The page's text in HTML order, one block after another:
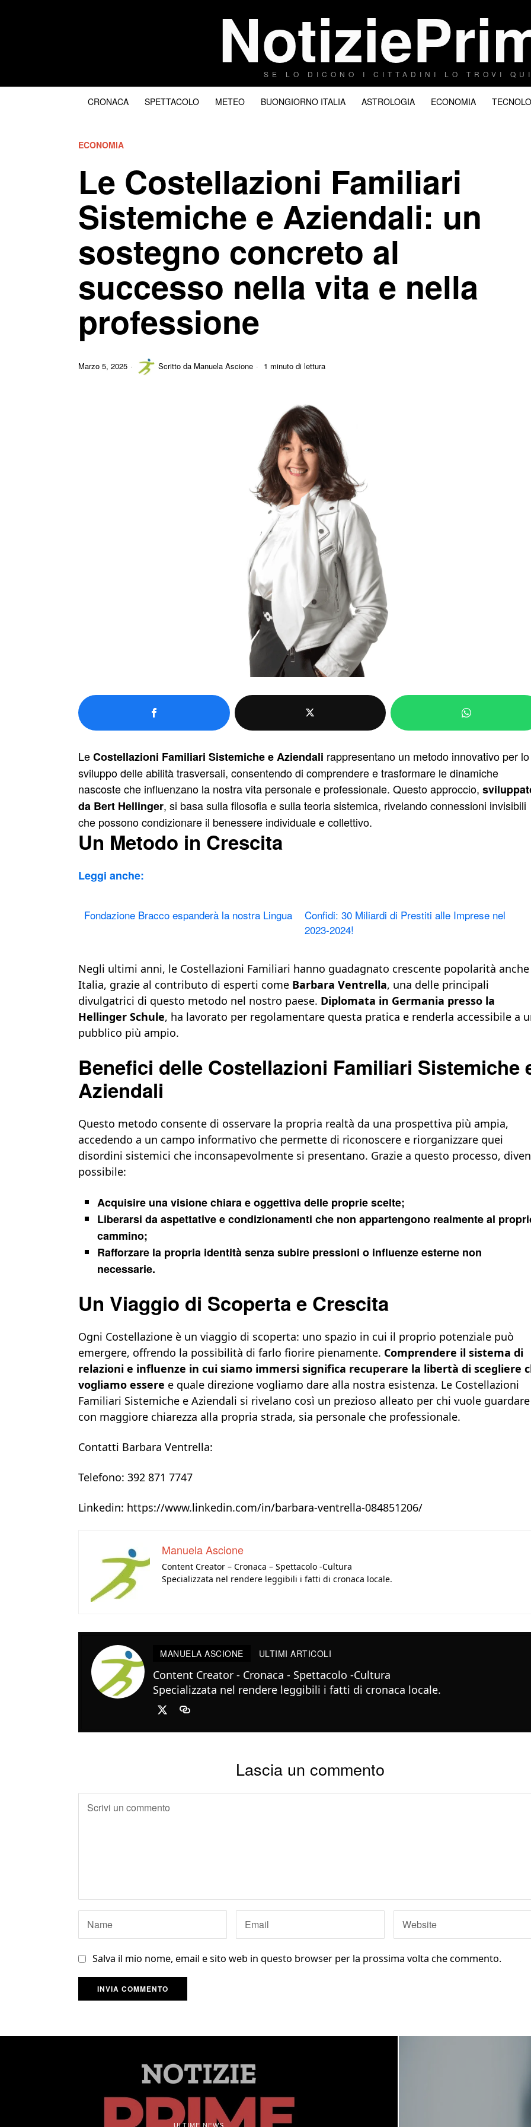
SE LO DICONO I CITTADINI LO TROVI
CRONACA SPETTACOLO METEO BUONGIORNO ITALIA ASTROLOGIA ECONOMIA
ECONOMIA
Le Costellazioni Familiari
Sistemiche e Aziendali: un
sostegno concreto al
successo nella vita e nella
professione
Marzo 5, 2025 Scritto da Manuela Ascione 1 minuto di lettura
LeCostellazioni Familiari Sistemiche e Aziendali rappresentano un metodo innovativo per lo
sviluppo delle abilità trasversali, consentendo di comprendere e trasformare le dinamiche
nascoste che influenzano la nostra vita personale e professionale. Questo approccio,
da Bert Hellinger, si basa sulla filosofia e sulla teoria sistemica, rivelando connessioni invisibili
che possono condizionare il benessere individuale e collettivo.
Un Metodo in Crescita
Leggi anche:
Fondazione Bracco espanderà la nostra Lingua
Confidi: 30 Miliardi di Prestiti alle Imprese nel
2023-2024!
Negli ultimi anni, le Costellazioni Familiari hanno guadagnato crescente popolarità
Italia, grazie al contributo di esperti come Barbara Ventrella, una delle principali
divulgatrici di questo metodo nel nostro paese. Diplomata in Germania presso la
Hellinger Schule, ha lavorato per regolamentare questa pratica e renderla accessibile a
pubblico più ampio.
Benefici delle Costellazioni Familiari Sistemiche
Aziendali
Questo metodo consente di osservare la propria realtà da una prospettiva più ampia,
accedendo a un campo informativo che permette di riconoscere e riorganizzare quei
disordini sistemici che inconsapevolmente si presentano. Grazie a questo processo,
possibile:
Acquisire una visione chiara e oggettiva delle proprie scelte;
Liberarsi da aspettative e condizionamenti che non appartengono realmente al
cammino;
Rafforzare la propria identità senza subire pressioni o influenze esterne non
necessarie.
Un Viaggio di Scoperta e Crescita
Ogni Costellazione è un viaggio di scoperta: uno spazio in cui il proprio potenziale può
emergere, offrendo la possibilità di farlo fiorire pienamente. Comprendere il sistema di
relazioni e influenze in cui siamo immersi significa recuperare la libertà di scegliere
vogliamo essere e quale direzione vogliamo dare alla nostra esistenza. Le Costellazioni
Familiari Sistemiche e Aziendali si rivelano così un prezioso alleato per chi vuole guardare
con maggiore chiarezza alla propria strada, sia personale che professionale.
Contatti Barbara Ventrella:
Telefono: 392 871 7747
Linkedin: https://www.linkedin.com/in/barbara-ventrella-084851206/
Manuela Ascione
Content Creator – Cronaca – Spettacolo -Cultura
Specializzata nel rendere leggibili i fatti di cronaca locale.
MANUELA ASCIONE ULTIMI ARTICOLI
Content Creator - Cronaca - Spettacolo -Cultura
Specializzata nel rendere leggibili i fatti di cronaca locale.
Lascia un commento
Salva il mio nome, email e sito web in questo browser per la prossima volta che commento.
ULTIME NEWS